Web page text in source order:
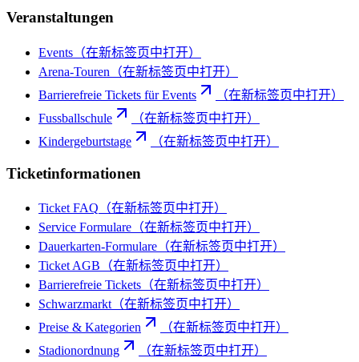
Veranstaltungen
Events （在新标签页中打开）
Arena-Touren （在新标签页中打开）
Barrierefreie Tickets für Events
（在新标签页中打开）
Fussballschule
（在新标签页中打开）
Kindergeburtstage
（在新标签页中打开）
Ticketinformationen
Ticket FAQ （在新标签页中打开）
Service Formulare （在新标签页中打开）
Dauerkarten-Formulare （在新标签页中打开）
Ticket AGB （在新标签页中打开）
Barrierefreie Tickets （在新标签页中打开）
Schwarzmarkt （在新标签页中打开）
Preise & Kategorien
（在新标签页中打开）
Stadionordnung
（在新标签页中打开）